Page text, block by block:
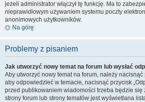
jeżeli administrator włączył tę funkcję. Ma to
nieprawidłowym używaniem systemu poczty
anonimowych użytkowników.
Na górę
Problemy z pisaniem
Jak utworzyć nowy temat na forum lub wysłać
Aby utworzyć nowy temat na forum, należy nacisnąć
aby odpowiedzieć w temacie, nacisnąć przycisk
przed publikowaniem wiadomości trzeba będzie się
strony forum lub strony tematów jest wyświetlana